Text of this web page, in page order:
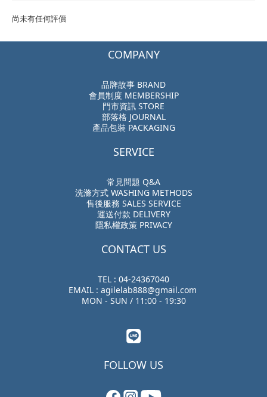
尚未有任何評價
COMPANY
品牌故事 BRAND
會員制度 MEMBERSHIP
門市資訊 STORE
部落格 JOURNAL
產品包裝 PACKAGING
SERVICE
常見問題 Q&A
洗滌方式 WASHING METHODS
售後服務 SALES SERVICE
運送付款 DELIVERY
隱私權政策 PRIVACY
CONTACT US
TEL : 04-24367040
EMAIL : agilelab888@gmail.com
MON - SUN / 11:00 - 19:30
FOLLOW US